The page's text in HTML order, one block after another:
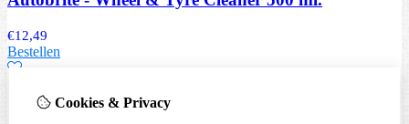
€12,49
Bestellen
Cookies & Privacy